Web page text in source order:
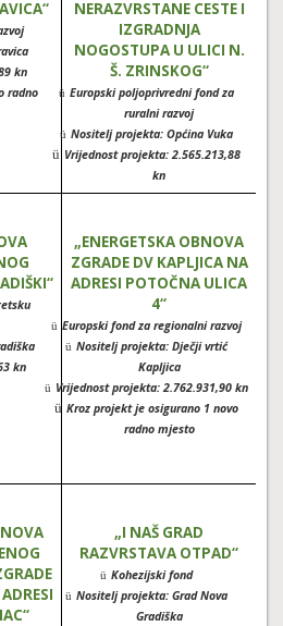
kn
radno
NERAZVRSTANE CESTE I
IZGRADNJA
NOGOSTUPA U ULICI N.
Š. ZRINSKOG“
ü Europski poljoprivredni fond za
ruralni razvoj
ü Nositelj projekta: Općina Vuka
ü Vrijednost projekta: 2.565.213,88
kn
kn
„ENERGETSKA OBNOVA
ZGRADE DV KAPLJICA NA
ADRESI POTOČNA ULICA
4“
ü Europski fond za regionalni razvoj
ü Nositelj projekta: Dječji vrtić
Kapljica
ü Vrijednost projekta: 2.762.931,90 kn
ü Kroz projekt je osigurano 1 novo
radno mjesto
„I NAŠ GRAD
RAZVRSTAVA OTPAD“
ü Kohezijski fond
ü Nositelj projekta: Grad Nova
Gradiška